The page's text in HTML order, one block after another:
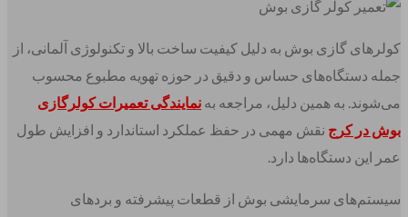
کولرهای گازی بوش به دلیل کیفیت ساخت بالا و تکنولوژی آلمانی، از
جمله دستگاه‌های حساس و دقیق در حوزه تهویه مطبوع محسوب
می‌شوند. به همین دلیل، مراجعه به نمایندگی تعمیرات کولرگازی
بوش در کرج نقش مهمی در حفظ عملکرد استاندارد و افزایش طول
عمر این دستگاه‌ها دارد.
سیستم‌های سرمایشی بوش از قطعات پیشرفته و بردهای